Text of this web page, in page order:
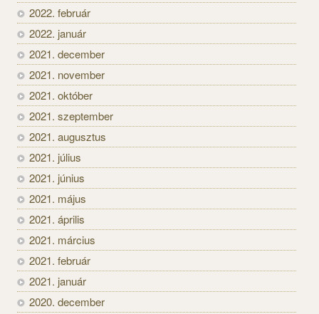
2022. február
2022. január
2021. december
2021. november
2021. október
2021. szeptember
2021. augusztus
2021. július
2021. június
2021. május
2021. április
2021. március
2021. február
2021. január
2020. december